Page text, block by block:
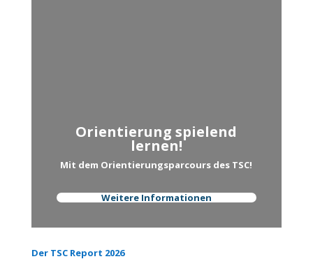
Orientierung spielend
lernen!
Mit dem Orientierungsparcours des TSC!
Weitere Informationen
Der TSC Report 2026